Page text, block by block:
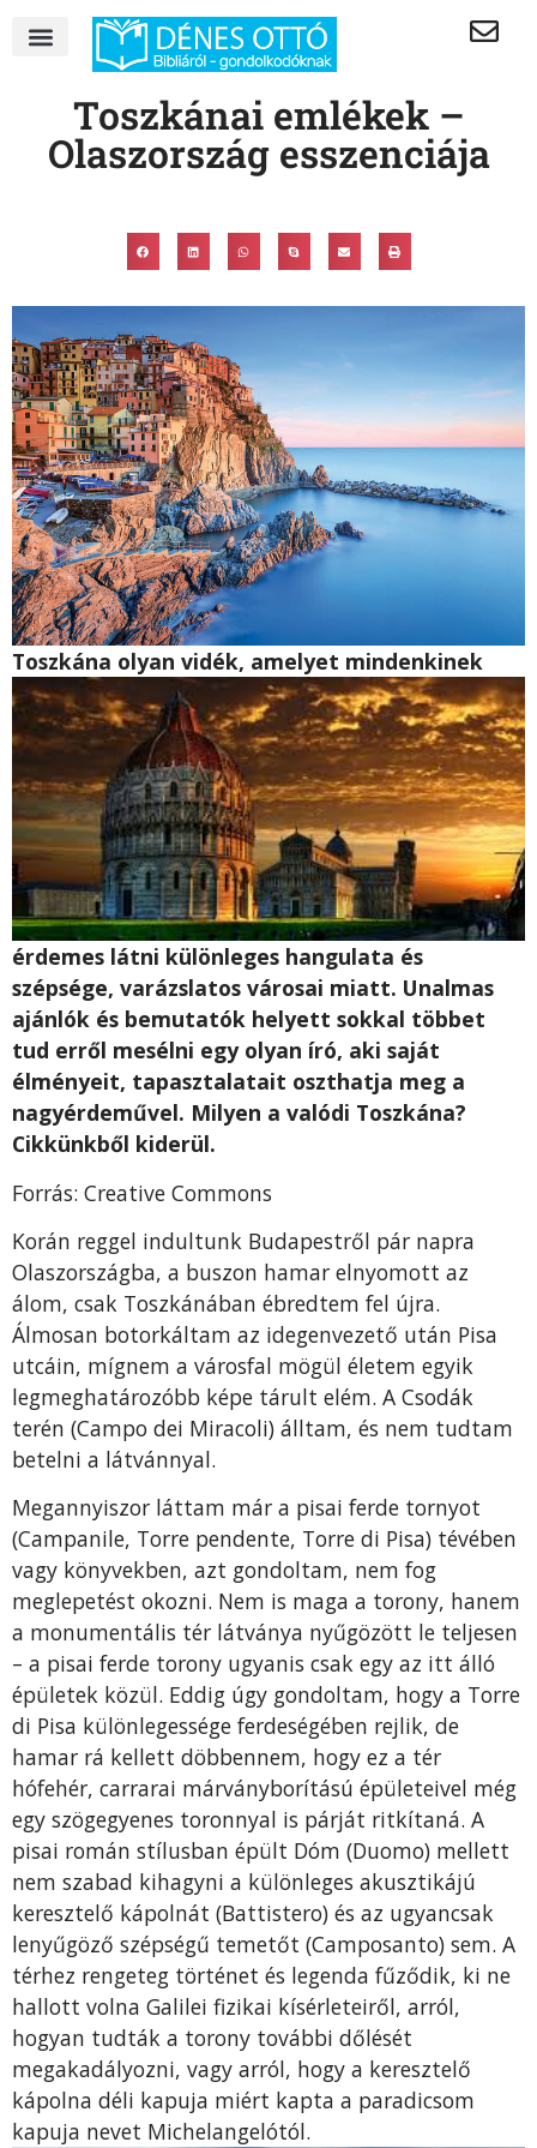
Toszkánai emlékek –
Olaszország esszenciája
Toszkána olyan vidék, amelyet mindenkinek
érdemes látni különleges hangulata és
szépsége, varázslatos városai miatt. Unalmas
ajánlók és bemutatók helyett sokkal többet
tud erről mesélni egy olyan író, aki saját
élményeit, tapasztalatait oszthatja meg a
nagyérdeművel. Milyen a valódi Toszkána?
Cikkünkből kiderül.
Forrás: Creative Commons
Korán reggel indultunk Budapestről pár napra
Olaszországba, a buszon hamar elnyomott az
álom, csak Toszkánában ébredtem fel újra.
Álmosan botorkáltam az idegenvezető után Pisa
utcáin, mígnem a városfal mögül életem egyik
legmeghatározóbb képe tárult elém. A Csodák
terén (Campo dei Miracoli) álltam, és nem tudtam
betelni a látvánnyal.
Megannyiszor láttam már a pisai ferde tornyot
(Campanile, Torre pendente, Torre di Pisa) tévében
vagy könyvekben, azt gondoltam, nem fog
meglepetést okozni. Nem is maga a torony, hanem
a monumentális tér látványa nyűgözött le teljesen
– a pisai ferde torony ugyanis csak egy az itt álló
épületek közül. Eddig úgy gondoltam, hogy a Torre
di Pisa különlegessége ferdeségében rejlik, de
hamar rá kellett döbbennem, hogy ez a tér
hófehér, carrarai márványborítású épületeivel még
egy szögegyenes toronnyal is párját ritkítaná. A
pisai román stílusban épült Dóm (Duomo) mellett
nem szabad kihagyni a különleges akusztikájú
keresztelő kápolnát (Battistero) és az ugyancsak
lenyűgöző szépségű temetőt (Camposanto) sem. A
térhez rengeteg történet és legenda fűződik, ki ne
hallott volna Galilei fizikai kísérleteiről, arról,
hogyan tudták a torony további dőlését
megakadályozni, vagy arról, hogy a keresztelő
kápolna déli kapuja miért kapta a paradicsom
kapuja nevet Michelangelótól.